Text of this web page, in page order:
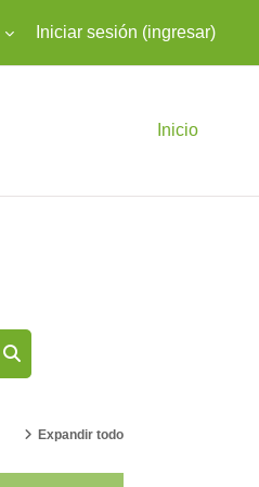
Iniciar sesión (ingresar)
Inicio
Expandir todo